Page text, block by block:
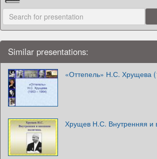
Similar presentations:
«Оттепель» Н.С. Хрущева
Хрущев Н.С. Внутренняя и